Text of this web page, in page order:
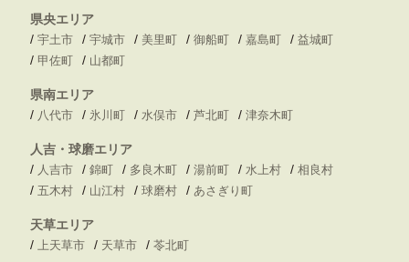
県央エリア
/ 宇土市 / 宇城市 / 美里町 / 御船町 / 嘉島町 / 益城町
/ 甲佐町 / 山都町
県南エリア
/ 八代市 / 氷川町 / 水俣市 / 芦北町 / 津奈木町
人吉・球磨エリア
/ 人吉市 / 錦町 / 多良木町 / 湯前町 / 水上村 / 相良村
/ 五木村 / 山江村 / 球磨村 / あさぎり町
天草エリア
/
上天草市 / 天草市 / 苓北町